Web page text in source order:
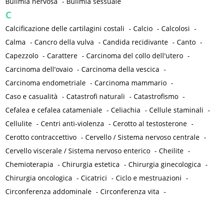
C
Calcificazione delle cartilagini costali -Calcio -Calcolosi -
Calma -Cancro della vulva -Candida recidivante -Canto -
Capezzolo -Carattere -Carcinoma del collo dell'utero -
Carcinoma dell'ovaio -Carcinoma della vescica -
Carcinoma endometriale -Carcinoma mammario -
Caso e casualità -Catastrofi naturali -Catastrofismo -
Cefalea e cefalea catameniale -Celiachia -Cellule staminali -
Cellulite -Centri anti-violenza -Cerotto al testosterone -
Cerotto contraccettivo -Cervello / Sistema nervoso centrale -
Cervello viscerale / Sistema nervoso enterico -Cheilite -
Chemioterapia -Chirurgia estetica -Chirurgia ginecologica -
Chirurgia oncologica -Cicatrici -Ciclo e mestruazioni -
Circonferenza addominale -Circonferenza vita -